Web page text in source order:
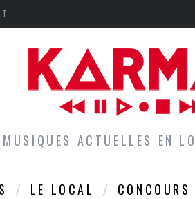
ACTUELLES EN
LE LOCAL CONCOURS